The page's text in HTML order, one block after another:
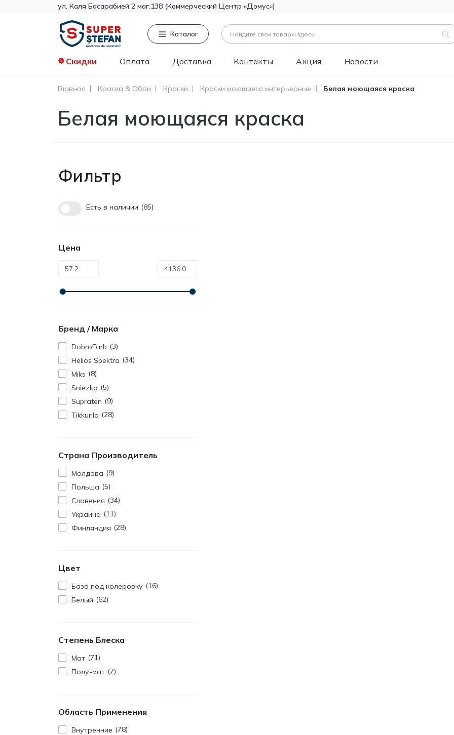
ул. Каля Басарабией 2 маг.138 (Коммерческий Центр «Домус»)
Каталог
Скидки Оплата Доставка Контакты Акция Новости
Tikkurila
Knauf
Минвата
Монтажная пена
Битумно-полимерная
Главная Краска & Обои Краски Краски моющиеся интерьерные Белая моющаяся краска
Белая моющаяся краска
Фильтр
Есть в наличии 85
Цена
Бренд / Марка
DobroFarb
3
Helios Spektra
34
Miks
8
Sniezka
5
Supraten
9
Tikkurila
28
Страна Производитель
Молдова
9
Польша
5
Словения
34
Украина
11
Финляндия
28
Цвет
База под колеровку
16
Белый
62
Степень Блеска
Мат 71
Полу-мат 7
Область Применения
Внутренние 78